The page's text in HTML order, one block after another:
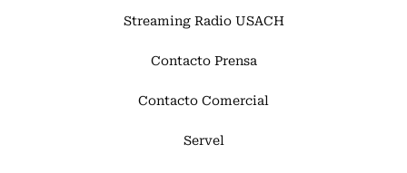
Streaming Radio USACH
Contacto Prensa
Contacto Comercial
Servel